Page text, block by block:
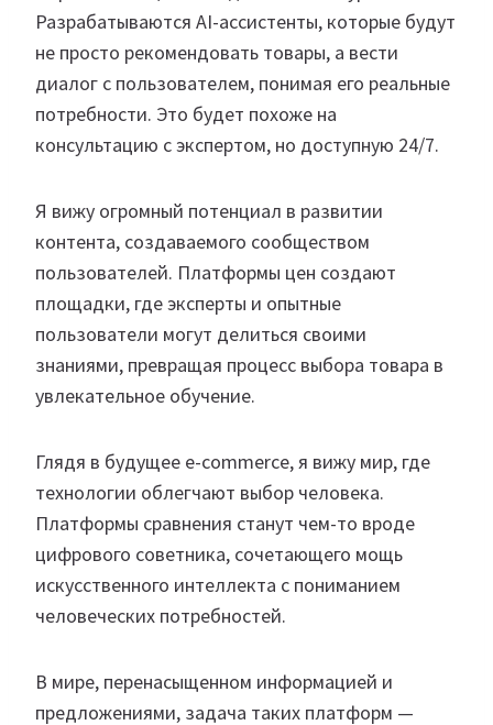
Разрабатываются AI-ассистенты, которые будут
не просто рекомендовать товары, а вести
диалог с пользователем, понимая его реальные
потребности. Это будет похоже на
консультацию с экспертом, но доступную 24/7.
Я вижу огромный потенциал в развитии
контента, создаваемого сообществом
пользователей. Платформы цен создают
площадки, где эксперты и опытные
пользователи могут делиться своими
знаниями, превращая процесс выбора товара в
увлекательное обучение.
Глядя в будущее e-commerce, я вижу мир, где
технологии облегчают выбор человека.
Платформы сравнения станут чем-то вроде
цифрового советника, сочетающего мощь
искусственного интеллекта с пониманием
человеческих потребностей.
В мире, перенасыщенном информацией и
предложениями, задача таких платформ —